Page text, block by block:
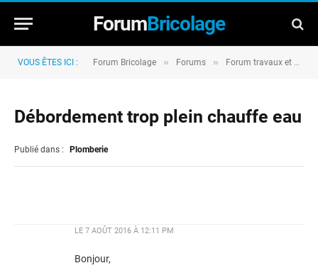
ForumBricolage
VOUS ÊTES ICI : Forum Bricolage » Forums » Forum travaux et rénovation
Débordement trop plein chauffe eau
Publié dans : Plomberie
LE 7 AOÛT 2016 À 12:11 PM
Bonjour,